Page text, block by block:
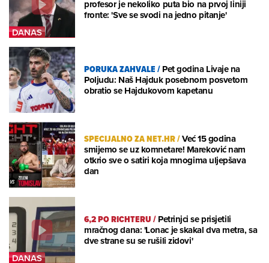
profesor je nekoliko puta bio na prvoj liniji
fronte: 'Sve se svodi na jedno pitanje'
PORUKA ZAHVALE/Pet godina Livaje na
Poljudu: Naš Hajduk posebnom posvetom
obratio se Hajdukovom kapetanu
SPECIJALNO ZA NET.HR/Već 15 godina
smijemo se uz komnetare! Mareković nam
otkrio sve o satiri koja mnogima uljepšava
dan
6,2 PO RICHTERU/Petrinjci se prisjetili
mračnog dana: 'Lonac je skakal dva metra, sa
dve strane su se rušili zidovi'